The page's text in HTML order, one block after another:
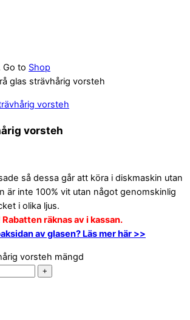
Go to Shop
glas strävhårig vorsteh
vorsteh
så dessa går att köra i diskmaskin utan
är inte 100% vit utan något genomskinlig
i olika ljus.
räknas av i kassan.
av glasen? Läs mer här >>
vorsteh mängd
+